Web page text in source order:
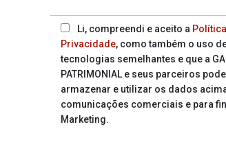
Li, compreendi e aceito a
Privacidade, como também o uso
tecnologias semelhantes e que a
PATRIMONIAL e seus parceiros
armazenar e utilizar os dados
comunicações comerciais e para
Marketing.